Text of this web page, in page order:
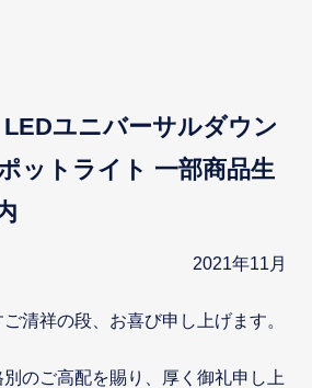
ユニバーサルダウン
ットライト 一部商品生
2021年11月
清祥の段、お喜び申し上げます。
のご高配を賜り、厚く御礼申し上